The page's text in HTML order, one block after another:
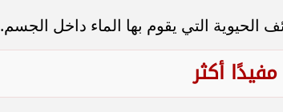
الحيوية التي يقوم بها الماء داخل الجسم.
أكثر